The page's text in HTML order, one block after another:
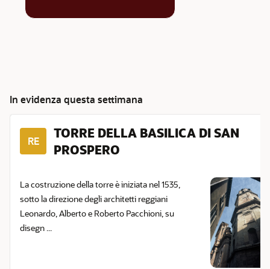
In evidenza questa settimana
RE
TORRE DELLA BASILICA DI SAN
PROSPERO
La costruzione della torre è iniziata nel 1535,
sotto la direzione degli architetti reggiani
Leonardo, Alberto e Roberto Pacchioni, su
disegn ...